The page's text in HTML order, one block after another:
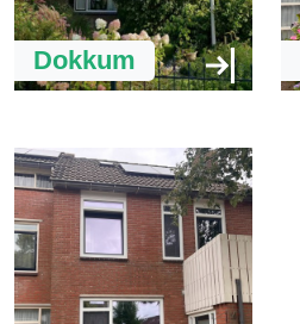
Dokkum